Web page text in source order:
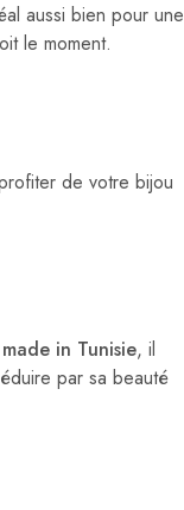
aussi bien pour une
le moment.
de votre bijou
made in Tunisie, il
par sa beauté